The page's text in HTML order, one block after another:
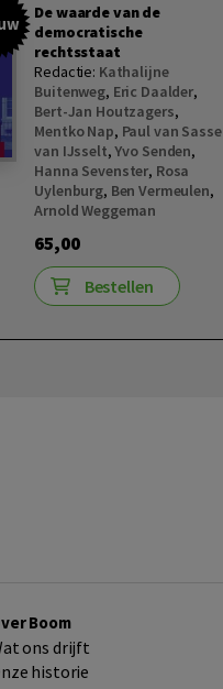
De waarde van de
democratische
rechtsstaat
Redactie: Kathalijne
Buitenweg, Eric Daalder,
Bert-Jan Houtzagers,
Mentko Nap, Paul van Sasse
van IJsselt,Yvo Senden,
Hanna Sevenster, Rosa
Uylenburg, Ben Vermeulen,
Arnold Weggeman
65,00
Bestellen
Boom
ons drijft
historie